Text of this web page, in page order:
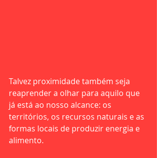
Talvez proximidade também seja
reaprender a olhar para aquilo que
já está ao nosso alcance: os
territórios, os recursos naturais e as
formas locais de produzir energia e
alimento.